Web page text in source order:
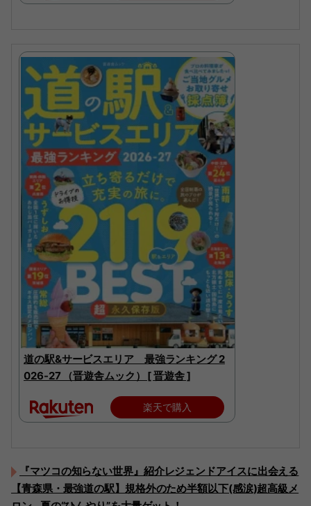
道の駅&サービスエリア 最強ランキング 2
026-27 （晋遊舎ムック） [ 晋遊舎 ]
楽天で購入
『マツコの知らない世界』紹介レジェンドアイスに出会える
【青森県・最強道の駅】規格外のため半額以下(感涙)超高級メ